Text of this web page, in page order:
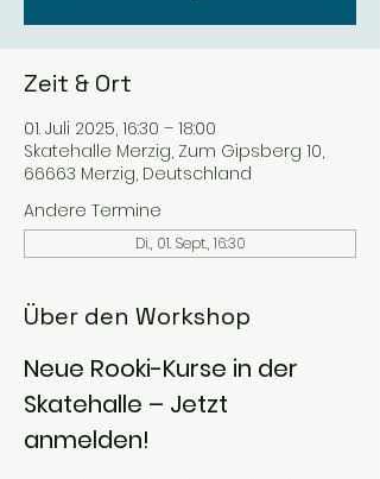
Zeit & Ort
01. Juli 2025, 16:30 – 18:00
Skatehalle Merzig, Zum Gipsberg 10,
66663 Merzig, Deutschland
Andere Termine
Di., 01. Sept., 16:30
Über den Workshop
Neue Rooki-Kurse in der
Skatehalle – Jetzt
anmelden!